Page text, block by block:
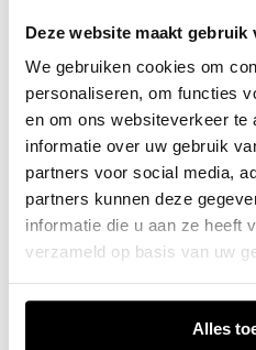
Deze website maakt gebruik
We gebruiken cookies om
personaliseren, om functies
en om ons websiteverkeer te
informatie over uw gebruik
partners voor social media,
partners kunnen deze
informatie die u aan ze heeft
verzameld op basis van uw
Alles
Application error: a client-side
loadingwww.jvk.nl(see the